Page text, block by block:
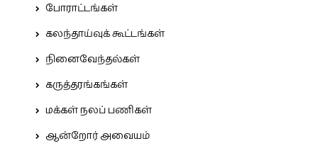
போராட்டங்கள்
கலந்தாய்வுக் கூட்டங்கள்
நினைவேந்தல்கள்
கருத்தரங்கங்கள்
மக்கள் நலப் பணிகள்
ஆன்றோர் அவையம்